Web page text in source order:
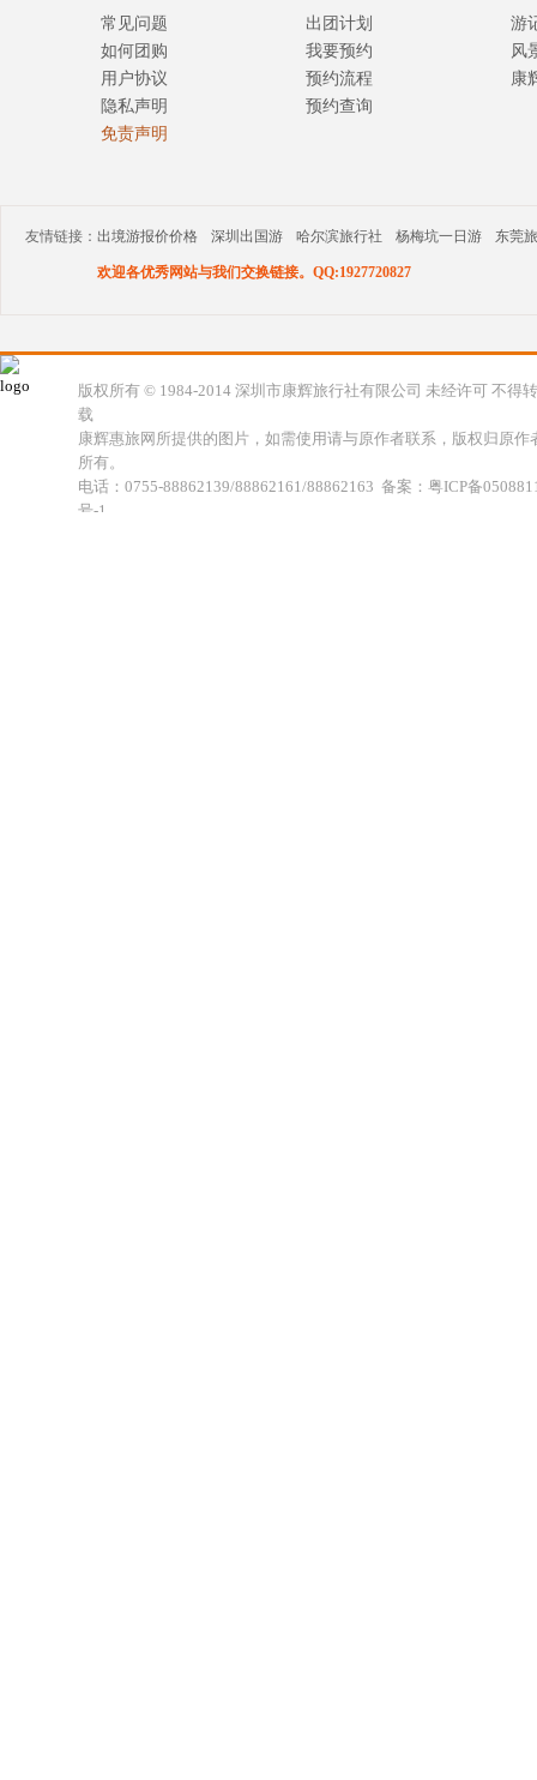
常见问题
如何团购
用户协议
隐私声明
免责声明
出团计划
我要预约
预约流程
预约查询
游
风
康
友情链接： 出境游报价价格 深圳出国游 哈尔滨旅行社 杨梅坑一日游 东莞
欢迎各优秀网站与我们交换链接。QQ:1927720827
版权所有 © 1984-2014 深圳市康辉旅行社有限公司 未经许可 不得转
载
康辉惠旅网所提供的图片，如需使用请与原作者联系，版权归原作
所有。
电话：0755-88862139/88862161/88862163 备案：粤ICP备
号-1